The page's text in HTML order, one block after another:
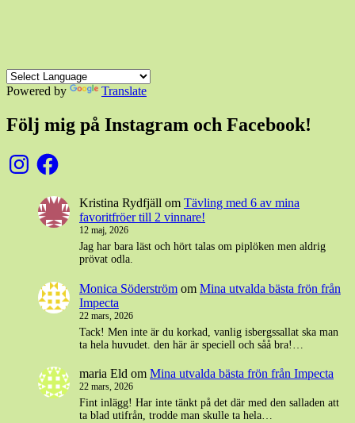
Powered by Translate
Följ mig på Instagram och Facebook!
InstagramFacebook
Kristina Rydfjäll om Tävling med 6 av mina
favoritfröer till 2 vinnare!
12 maj, 2026
Jag har bara läst och hört talas om piplöken men aldrig
prövat odla.
Monica Söderström om Mina utvalda bästa frön från
Impecta
22 mars, 2026
Tack! Men inte är du korkad, vanlig isbergssallat ska man
ta hela huvudet. den här är speciell och såå bra!…
maria Eld om Mina utvalda bästa frön från Impecta
22 mars, 2026
Fint inlägg! Har inte tänkt på det där med den salladen att
ta blad utifrån, trodde man skulle ta hela…